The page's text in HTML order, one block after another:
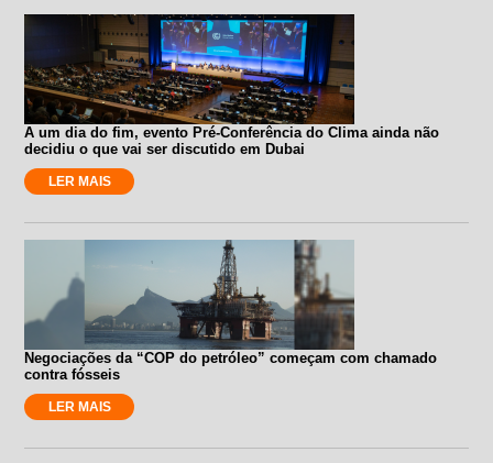
A um dia do fim, evento Pré-Conferência do Clima ainda não
decidiu o que vai ser discutido em Dubai
LER MAIS
Negociações da “COP do petróleo” começam com chamado
contra fósseis
LER MAIS